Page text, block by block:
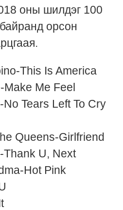
оны шилдэг 100
орсон
This Is America
Make Me Feel
Tears Left To Cry
Queens-Girlfriend
Thank U, Next
Hot Pink